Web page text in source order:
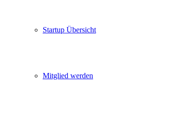
Startup Übersicht
Mitglied werden